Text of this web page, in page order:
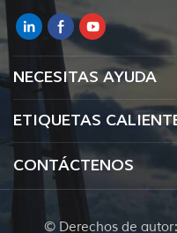
NECESITAS AYUDA
ETIQUETAS
CONTÁCTENOS
© Derechos de